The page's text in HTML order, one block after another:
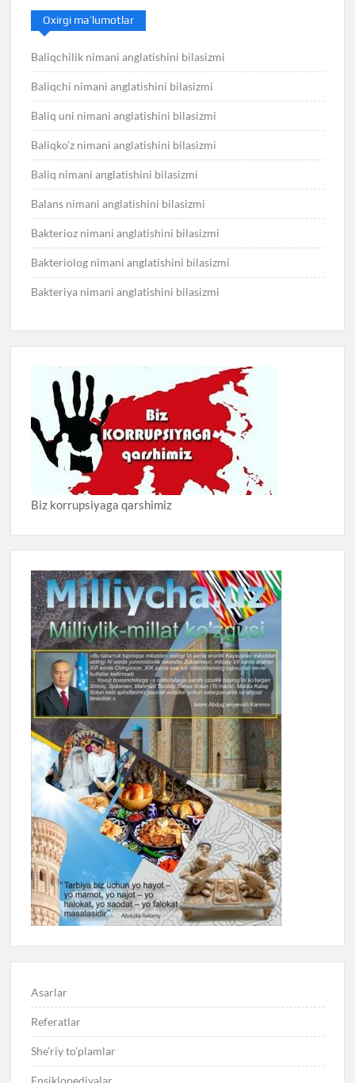
Oxirgi ma’lumotlar
Baliqchilik nimani anglatishini bilasizmi
Baliqchi nimani anglatishini bilasizmi
Baliq uni nimani anglatishini bilasizmi
Baliqko’z nimani anglatishini bilasizmi
Baliq nimani anglatishini bilasizmi
Balans nimani anglatishini bilasizmi
Bakterioz nimani anglatishini bilasizmi
Bakteriolog nimani anglatishini bilasizmi
Bakteriya nimani anglatishini bilasizmi
Biz korrupsiyaga qarshimiz
Asarlar
Referatlar
She’riy to’plamlar